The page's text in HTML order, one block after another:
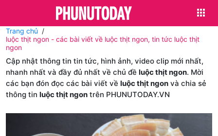
Trang chủ
luộc thịt ngon - các bài viết về luộc thịt ngon, tin tức luộc thịt
ngon
Cập nhật thông tin tin tức, hình ảnh, video clip mới nhất,
nhanh nhất và đầy đủ nhất về chủ đề luộc thịt ngon. Mời
các bạn đón đọc các bài viết về luộc thịt ngon và chia sẻ
thông tin luộc thịt ngon trên PHUNUTODAY.VN